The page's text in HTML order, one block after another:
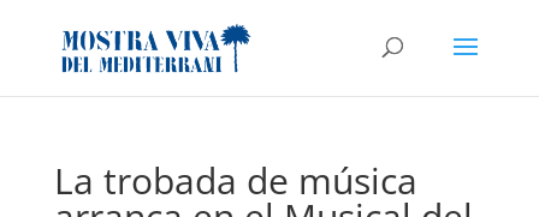
La trobada de música